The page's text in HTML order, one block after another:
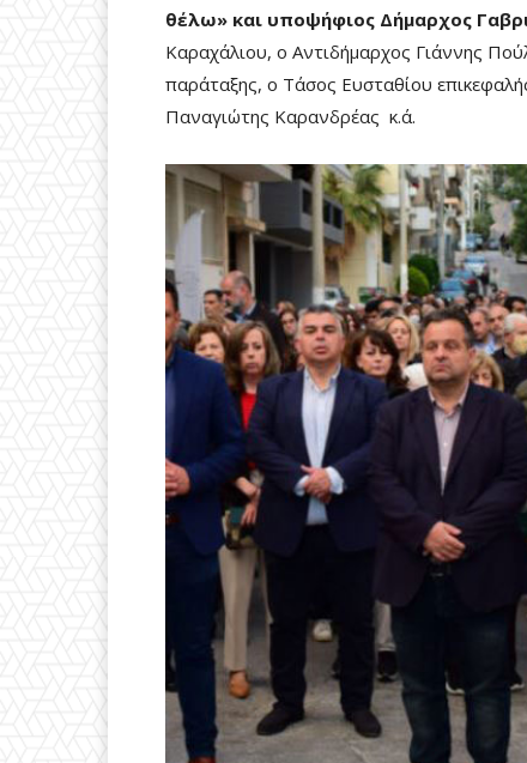
θέλω» και υποψήφιος Δήμαρχος
Καραχάλιου, ο Αντιδήμαρχος Γιάννης
παράταξης, ο Τάσος Ευσταθίου
Παναγιώτης Καρανδρέας κ.ά.